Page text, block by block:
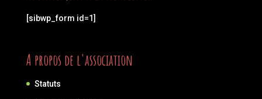
[sibwp_form id=1]
A propos de l'association
Statuts